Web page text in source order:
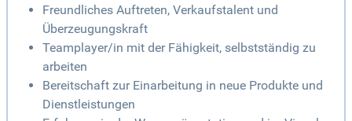
Freundliches Auftreten, Verkaufstalent und
Überzeugungskraft
Teamplayer/in mit der Fähigkeit, selbstständig zu
arbeiten
Bereitschaft zur Einarbeitung in neue Produkte und
Dienstleistungen